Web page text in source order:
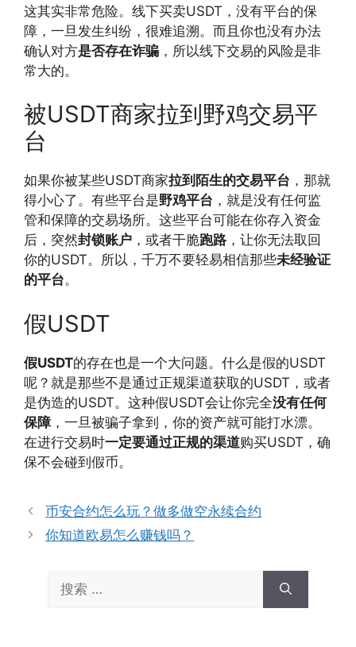
这其实非常危险。线下买卖USDT，没有平台的保
障，一旦发生纠纷，很难追溯。而且你也没有办法
确认对方是否存在诈骗 ，所以线下交易的风险是非
常大的。
被USDT商家拉到野鸡交易平
台
如果你被某些USDT商家拉到陌生的交易平台 ，那就
得小心了。有些平台是野鸡平台 ，就是没有任何监
管和保障的交易场所。这些平台可能在你存入资金
后，突然封锁账户 ，或者干脆跑路 ，让你无法取回
你的USDT。所以，千万不要轻易相信那些未经验证
的平台。
假USDT
假USDT的存在也是一个大问题。什么是假的USDT
呢？就是那些不是通过正规渠道获取的USDT，或者
是伪造的USDT。这种假USDT会让你完全没有任何
保障，一旦被骗子拿到，你的资产就可能打水漂。
在进行交易时一定要通过正规的渠道购买USDT，确
保不会碰到假币。
币安合约怎么玩？做多做空永续合约
你知道欧易怎么赚钱吗？
索：